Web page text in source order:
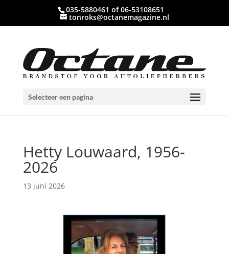
035-5880461 of 06-53108651
tonroks@octanemagazine.nl
Selecteer een pagina
Hetty Louwaard, 1956-
2026
13 juni 2026